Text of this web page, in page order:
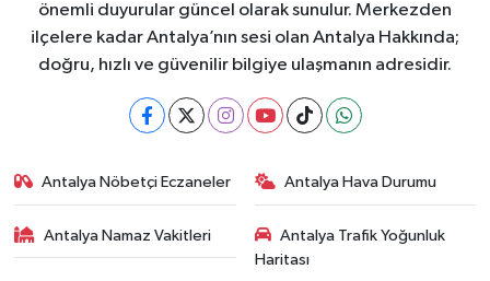
önemli duyurular güncel olarak sunulur. Merkezden
ilçelere kadar Antalya’nın sesi olan Antalya Hakkında;
doğru, hızlı ve güvenilir bilgiye ulaşmanın adresidir.
Antalya Nöbetçi Eczaneler Antalya Hava Durumu
Antalya Namaz Vakitleri
Antalya Trafik Yoğunluk
Haritası